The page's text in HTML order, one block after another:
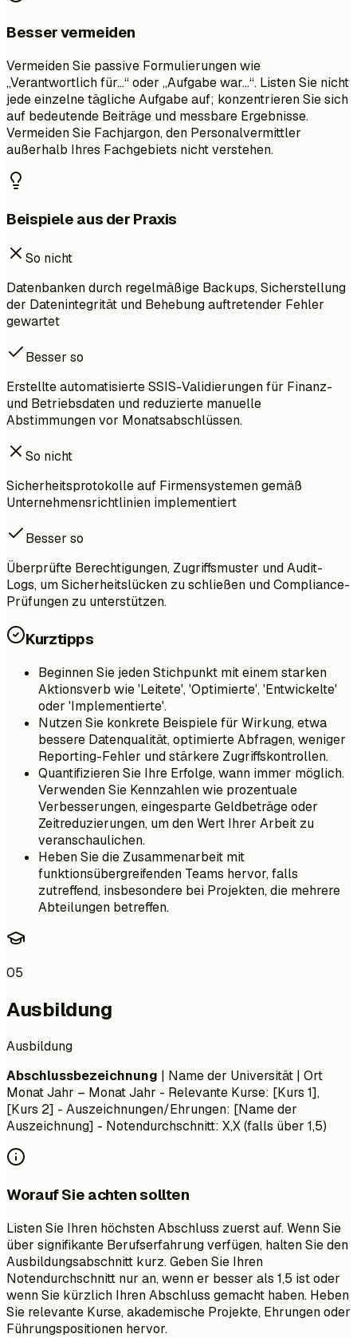
Besser vermeiden
Vermeiden Sie passive Formulierungen wie
„Verantwortlich für…“ oder „Aufgabe war…“. Listen Sie nicht
jede einzelne tägliche Aufgabe auf; konzentrieren Sie sich
auf bedeutende Beiträge und messbare Ergebnisse.
Vermeiden Sie Fachjargon, den Personalvermittler
außerhalb Ihres Fachgebiets nicht verstehen.
Beispiele aus der Praxis
So nicht
Datenbanken durch regelmäßige Backups, Sicherstellung
der Datenintegrität und Behebung auftretender Fehler
gewartet
Besser so
Erstellte automatisierte SSIS-Validierungen für Finanz-
und Betriebsdaten und reduzierte manuelle
Abstimmungen vor Monatsabschlüssen.
So nicht
Sicherheitsprotokolle auf Firmensystemen gemäß
Unternehmensrichtlinien implementiert
Besser so
Überprüfte Berechtigungen, Zugriffsmuster und Audit-
Logs, um Sicherheitslücken zu schließen und Compliance-
Prüfungen zu unterstützen.
Kurztipps
Beginnen Sie jeden Stichpunkt mit einem starken
Aktionsverb wie 'Leitete', 'Optimierte', 'Entwickelte'
oder 'Implementierte'.
Nutzen Sie konkrete Beispiele für Wirkung, etwa
bessere Datenqualität, optimierte Abfragen, weniger
Reporting-Fehler und stärkere Zugriffskontrollen.
Quantifizieren Sie Ihre Erfolge, wann immer möglich.
Verwenden Sie Kennzahlen wie prozentuale
Verbesserungen, eingesparte Geldbeträge oder
Zeitreduzierungen, um den Wert Ihrer Arbeit zu
veranschaulichen.
Heben Sie die Zusammenarbeit mit
funktionsübergreifenden Teams hervor, falls
zutreffend, insbesondere bei Projekten, die mehrere
Abteilungen betreffen.
05
Ausbildung
Ausbildung
Abschlussbezeichnung | Name der Universität | Ort
Monat Jahr – Monat Jahr - Relevante Kurse: [Kurs 1],
[Kurs 2] - Auszeichnungen/Ehrungen: [Name der
Auszeichnung] - Notendurchschnitt: X,X (falls über 1,5)
Worauf Sie achten sollten
Listen Sie Ihren höchsten Abschluss zuerst auf. Wenn Sie
über signifikante Berufserfahrung verfügen, halten Sie den
Ausbildungsabschnitt kurz. Geben Sie Ihren
Notendurchschnitt nur an, wenn er besser als 1,5 ist oder
wenn Sie kürzlich Ihren Abschluss gemacht haben. Heben
Sie relevante Kurse, akademische Projekte, Ehrungen oder
Führungspositionen hervor.